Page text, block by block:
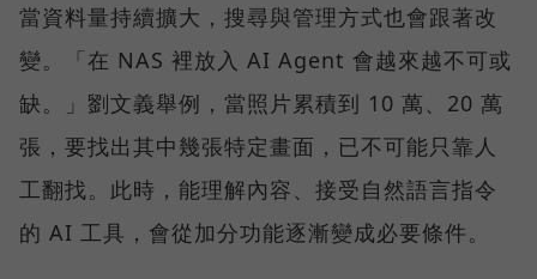
當資料量持續擴大，搜尋與管理方式也會跟著改
變。「在 NAS 裡放入 AI Agent 會越來越不可或
缺。」劉文義舉例，當照片累積到 10 萬、20 萬
張，要找出其中幾張特定畫面，已不可能只靠人
工翻找。此時，能理解內容、接受自然語言指令
的 AI 工具，會從加分功能逐漸變成必要條件。